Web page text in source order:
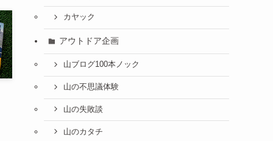
カヤック
アウトドア企画
山ブログ100本ノック
山の不思議体験
山の失敗談
山のカタチ